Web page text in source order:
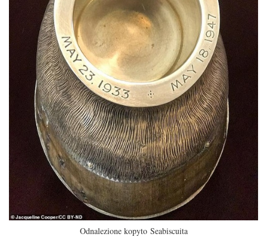
Odnalezione kopyto Seabiscuita